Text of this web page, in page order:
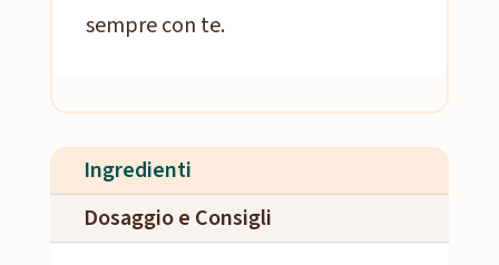
sempre con te.
Ingredienti
Dosaggio e Consigli